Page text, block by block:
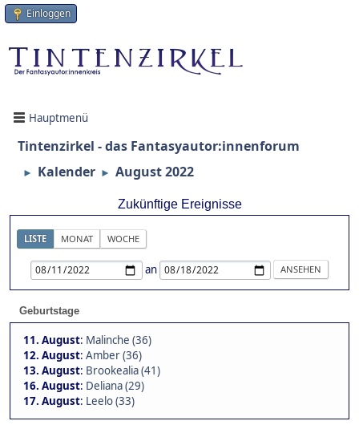
Einloggen
Hauptmenü
Tintenzirkel - das Fantasyautor:innenforum
► Kalender ► August 2022
Zukünftige Ereignisse
LISTE MONAT WOCHE
an
Geburtstage
11. August: Malinche (36)
12. August: Amber (36)
13. August: Brookealia (41)
16. August: Deliana (29)
17. August: Leelo (33)